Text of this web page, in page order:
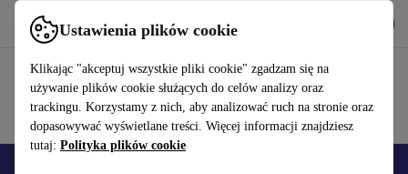
Ustawienia plików cookie
Klikając "akceptuj wszystkie pliki cookie" zgadzam się na
używanie plików cookie służących do celów analizy oraz
trackingu. Korzystamy z nich, aby analizować ruch na stronie oraz
dopasowywać wyświetlane treści. Więcej informacji znajdziesz
tutaj: Polityka plików cookie
Korzystaj z refurbed szybko i łatwo